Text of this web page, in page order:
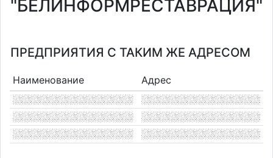
"БЕЛИНФОРМРЕСТАВРАЦИЯ"
ПРЕДПРИЯТИЯ С ТАКИМ ЖЕ АДРЕСОМ
Наименование Адрес